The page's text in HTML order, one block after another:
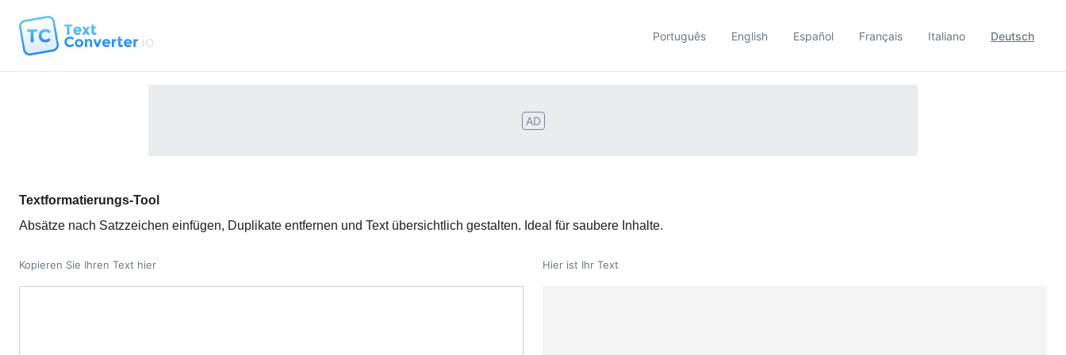
Português English Español Français Italiano Deutsch
AD
Textformatierungs-Tool
Absätze nach Satzzeichen einfügen, Duplikate entfernen und Text übersichtlich gestalten. Ideal für saubere Inhalte.
Kopieren Sie Ihren Text hier Hier ist Ihr Text